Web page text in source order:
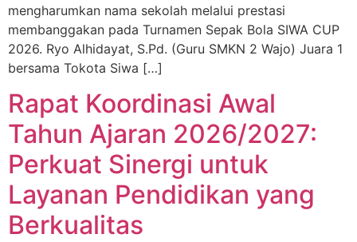
mengharumkan nama sekolah melalui prestasi
membanggakan pada Turnamen Sepak Bola SIWA CUP
2026. Ryo Alhidayat, S.Pd. (Guru SMKN 2 Wajo) Juara 1
bersama Tokota Siwa […]
Rapat Koordinasi Awal
Tahun Ajaran 2026/2027:
Perkuat Sinergi untuk
Layanan Pendidikan yang
Berkualitas